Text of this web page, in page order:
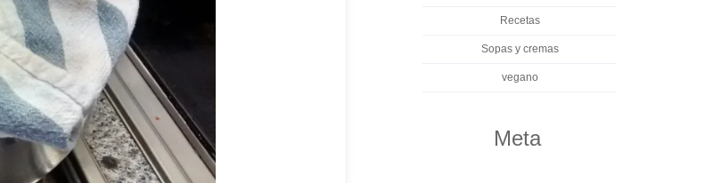
Recetas
Sopas y cremas
vegano
Meta